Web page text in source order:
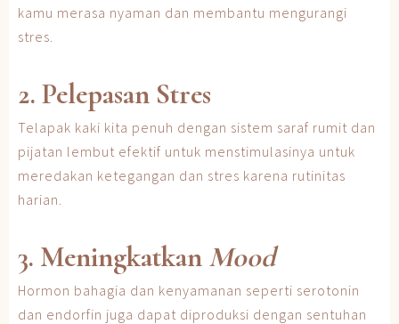
kamu merasa nyaman dan membantu mengurangi
stres.
2. Pelepasan Stres
Telapak kaki kita penuh dengan sistem saraf rumit dan
pijatan lembut efektif untuk menstimulasinya untuk
meredakan ketegangan dan stres karena rutinitas
harian.
3. Meningkatkan Mood
Hormon bahagia dan kenyamanan seperti serotonin
dan endorfin juga dapat diproduksi dengan sentuhan